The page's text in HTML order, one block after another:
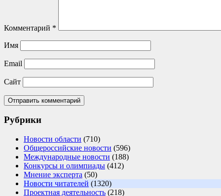
Комментарий *
Имя
Email
Сайт
Рубрики
Новости области (710)
Общероссийские новости (596)
Международные новости (188)
Конкурсы и олимпиады (412)
Мнение эксперта (50)
Новости читателей (1320)
Проектная деятельность (218)